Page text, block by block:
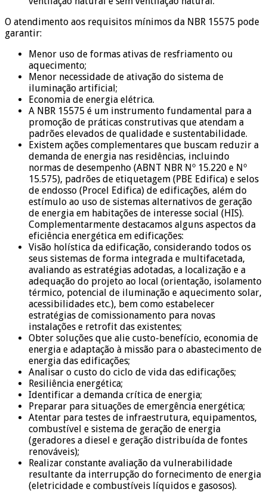
O atendimento aos requisitos mínimos da NBR 15575 pode
garantir:
Menor uso de formas ativas de resfriamento ou
aquecimento;
Menor necessidade de ativação do sistema de
iluminação artificial;
Economia de energia elétrica.
A NBR 15575 é um instrumento fundamental para a
promoção de práticas construtivas que atendam a
padrões elevados de qualidade e sustentabilidade.
Existem ações complementares que buscam reduzir a
demanda de energia nas residências, incluindo
normas de desempenho (ABNT NBR Nº 15.220 e Nº
15.575), padrões de etiquetagem (PBE Edifica) e selos
de endosso (Procel Edifica) de edificações, além do
estímulo ao uso de sistemas alternativos de geração
de energia em habitações de interesse social (HIS).
Complementarmente destacamos alguns aspectos da
eficiência energética em edificações:
Visão holística da edificação, considerando todos os
seus sistemas de forma integrada e multifacetada,
avaliando as estratégias adotadas, a localização e a
adequação do projeto ao local (orientação, isolamento
térmico, potencial de iluminação e aquecimento solar,
acessibilidades etc.), bem como estabelecer
estratégias de comissionamento para novas
instalações e retrofit das existentes;
Obter soluções que alie custo-benefício, economia de
energia e adaptação à missão para o abastecimento de
energia das edificações;
Analisar o custo do ciclo de vida das edificações;
Resiliência energética;
Identificar a demanda crítica de energia;
Preparar para situações de emergência energética;
Atentar para testes de infraestrutura, equipamentos,
combustível e sistema de geração de energia
(geradores a diesel e geração distribuída de fontes
renováveis);
Realizar constante avaliação da vulnerabilidade
resultante da interrupção do fornecimento de energia
(eletricidade e combustíveis líquidos e gasosos).